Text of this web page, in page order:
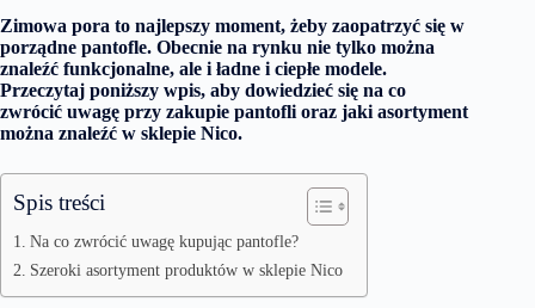
Zimowa pora to najlepszy moment, żeby zaopatrzyć się w
porządne pantofle. Obecnie na rynku nie tylko można
znaleźć funkcjonalne, ale i ładne i ciepłe modele.
Przeczytaj poniższy wpis, aby dowiedzieć się na co
zwrócić uwagę przy zakupie pantofli oraz jaki asortyment
można znaleźć w sklepie Nico.
Spis treści
Na co zwrócić uwagę kupując pantofle?
Szeroki asortyment produktów w sklepie Nico